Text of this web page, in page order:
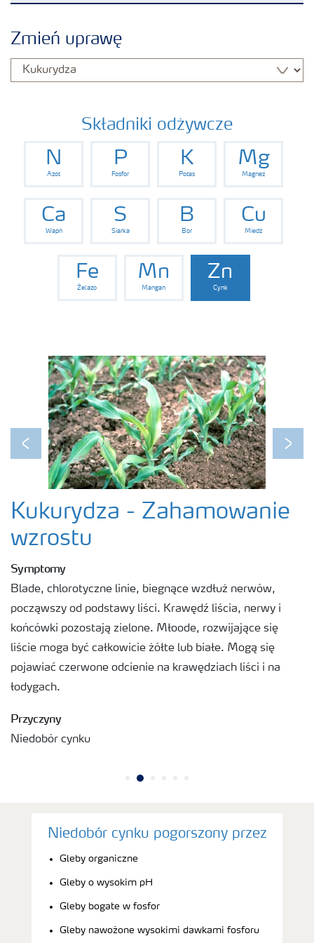
Uprawy
Porady dotyczące wysiewu nawozów
Narzędzia i usługi
Broszury Yara
Zmień uprawę
Składniki odżywcze
N
Azot
P
Fosfor
K
Potas
Mg
Magnez
Ca
Wapń
S
Siarka
B
Bor
Cu
Miedź
Fe
Żelazo
Mn
Mangan
Zn
Cynk
Previous Next
Kukurydza - Zahamowanie
wzrostu
Symptomy
Blade, chlorotyczne linie, biegnące wzdłuż nerwów,
począwszy od podstawy liści. Krawędź liścia, nerwy i
końcówki pozostają zielone. Młoode, rozwijające się
liście moga być całkowicie żółte lub białe. Mogą się
pojawiać czerwone odcienie na krawędziach liści i na
łodygach.
Przyczyny
Niedobór cynku
Niedobór cynku pogorszony przez
Gleby organiczne
Gleby o wysokim pH
Gleby bogate w fosfor
Gleby nawożone wysokimi dawkami fosforu